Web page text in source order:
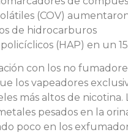
(COV)
de hidrocarburos
(HAP) en un
con los no
los vapeadores
más altos de nicotina.
pesados ​​en la
poco en los